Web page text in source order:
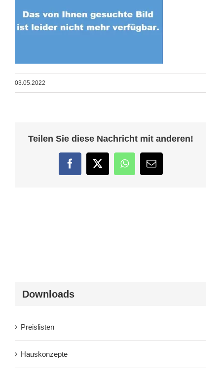
03.05.2022
Teilen Sie diese Nachricht mit anderen!
FacebookTwitterWhatsApp
E-
Mail
Downloads
Preislisten
Hauskonzepte